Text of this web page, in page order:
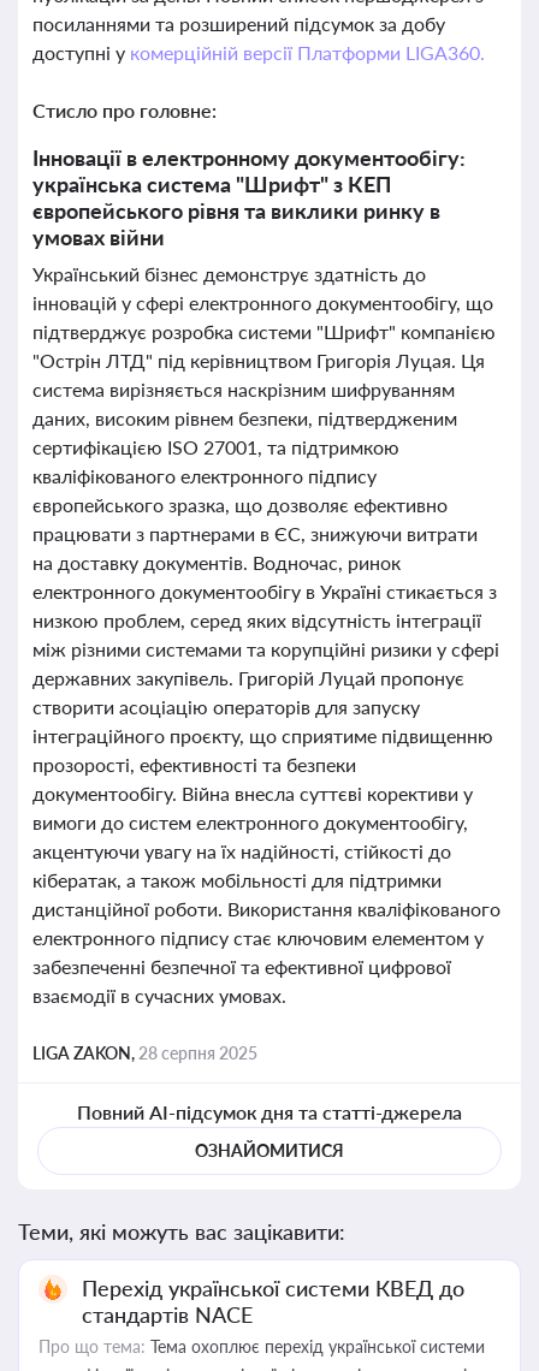
посиланнями та розширений підсумок за добу
доступні у комерційній версії Платформи LIGA360.
Стисло про головне:
Інновації в електронному документообігу:
українська система "Шрифт" з КЕП
європейського рівня та виклики ринку в
умовах війни
Український бізнес демонструє здатність до
інновацій у сфері електронного документообігу, що
підтверджує розробка системи "Шрифт" компанією
"Острін ЛТД" під керівництвом Григорія Луцая. Ця
система вирізняється наскрізним шифруванням
даних, високим рівнем безпеки, підтвердженим
сертифікацією ISO 27001, та підтримкою
кваліфікованого електронного підпису
європейського зразка, що дозволяє ефективно
працювати з партнерами в ЄС, знижуючи витрати
на доставку документів. Водночас, ринок
електронного документообігу в Україні стикається з
низкою проблем, серед яких відсутність інтеграції
між різними системами та корупційні ризики у сфері
державних закупівель. Григорій Луцай пропонує
створити асоціацію операторів для запуску
інтеграційного проєкту, що сприятиме підвищенню
прозорості, ефективності та безпеки
документообігу. Війна внесла суттєві корективи у
вимоги до систем електронного документообігу,
акцентуючи увагу на їх надійності, стійкості до
кібератак, а також мобільності для підтримки
дистанційної роботи. Використання кваліфікованого
електронного підпису стає ключовим елементом у
забезпеченні безпечної та ефективної цифрової
взаємодії в сучасних умовах.
LIGA ZAKON, 28 серпня 2025
Повний AI-підсумок дня та статті-джерела
ОЗНАЙОМИТИСЯ
Теми, які можуть вас зацікавити:
Перехід української системи КВЕД до
стандартів NACE
Про що тема: Тема охоплює перехід української системи